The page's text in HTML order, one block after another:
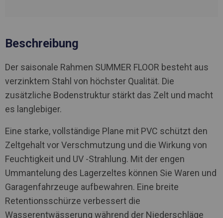
Beschreibung
Der saisonale Rahmen SUMMER FLOOR besteht aus
verzinktem Stahl von höchster Qualität. Die
zusätzliche Bodenstruktur stärkt das Zelt und macht
es langlebiger.
Eine starke, vollständige Plane mit PVC schützt den
Zeltgehalt vor Verschmutzung und die Wirkung von
Feuchtigkeit und UV -Strahlung. Mit der engen
Ummantelung des Lagerzeltes können Sie Waren und
Garagenfahrzeuge aufbewahren. Eine breite
Retentionsschürze verbessert die
Wasserentwässerung während der Niederschläge